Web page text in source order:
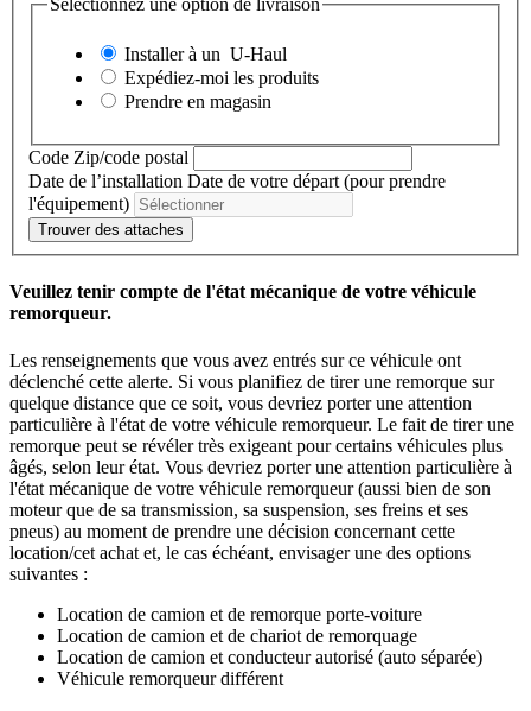
Sélectionnez une option de livraison
Installer à un U-Haul
Expédiez-moi les produits
Prendre en magasin
Code Zip/code postal
Date de l’installation Date de votre départ (pour prendre
l'équipement)
Trouver des attaches
Veuillez tenir compte de l'état mécanique de votre véhicule
remorqueur.
Les renseignements que vous avez entrés sur ce véhicule ont
déclenché cette alerte. Si vous planifiez de tirer une remorque sur
quelque distance que ce soit, vous devriez porter une attention
particulière à l'état de votre véhicule remorqueur. Le fait de tirer une
remorque peut se révéler très exigeant pour certains véhicules plus
âgés, selon leur état. Vous devriez porter une attention particulière à
l'état mécanique de votre véhicule remorqueur (aussi bien de son
moteur que de sa transmission, sa suspension, ses freins et ses
pneus) au moment de prendre une décision concernant cette
location/cet achat et, le cas échéant, envisager une des options
suivantes :
Location de camion et de remorque porte-voiture
Location de camion et de chariot de remorquage
Location de camion et conducteur autorisé (auto séparée)
Véhicule remorqueur différent